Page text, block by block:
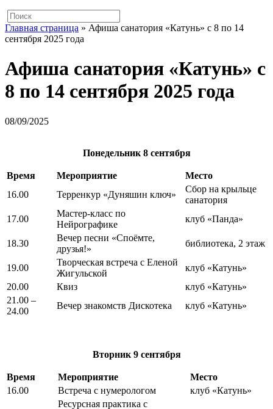
Главная страница » Афиша санатория «Катунь» с 8 по 14
сентября 2025 года
Афиша санатория «Катунь» с
8 по 14 сентября 2025 года
08/09/2025
Понедельник8 сентября
Время Мероприятие
Место
16.00
Терренкур «Дуняшин ключ»
Сбор на крыльце
санатория
17.00
Мастер-класс по
Нейрографике
клуб «Панда»
18.30
Вечер песни «Споёмте,
друзья!»
библиотека, 2 этаж
19.00
Творческая встреча с Еленой
Жигульской
клуб «Катунь»
20.00
Квиз
клуб «Катунь»
21.00 –
24.00
Вечер знакомств Дискотека клуб «Катунь»
Вторник9 сентября
Время Мероприятие
Место
16.00
Встреча с нумерологом
клуб «Катунь»
Ресурсная практика с